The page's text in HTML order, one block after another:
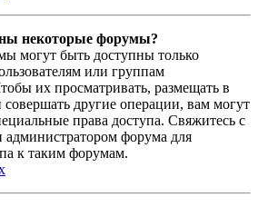
некоторые форумы?
могут быть доступны только
или группам
их просматривать, размещать в
другие операции, вам могут
права доступа. Свяжитесь с
администратором форума для
к таким форумам.